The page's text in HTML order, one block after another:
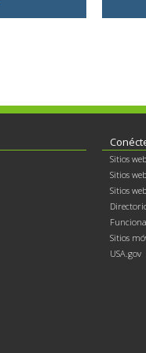
Sitios
Sitios
Sitios
Sitios
USA.gov